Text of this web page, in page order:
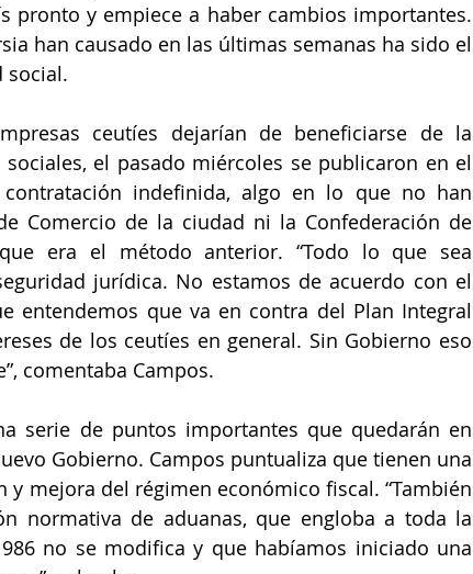
pronto y empiece a haber cambios importantes.
han causado en las últimas semanas ha sido el
social.
ceutíes dejarían de beneficiarse de la
el pasado miércoles se publicaron en el
indefinida, algo en lo que no han
Comercio de la ciudad ni la Confederación de
era el método anterior. “Todo lo que sea
jurídica. No estamos de acuerdo con el
entendemos que va en contra del Plan Integral
de los ceutíes en general. Sin Gobierno eso
comentaba Campos.
serie de puntos importantes que quedarán en
Gobierno. Campos puntualiza que tienen una
mejora del régimen económico fiscal. “También
normativa de aduanas, que engloba a toda la
no se modifica y que habíamos iniciado una